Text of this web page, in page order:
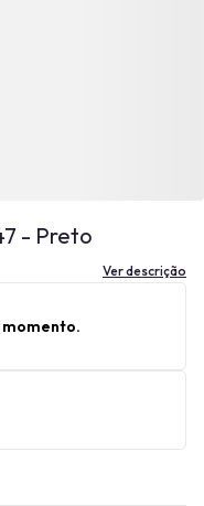
- Preto
Ver descrição